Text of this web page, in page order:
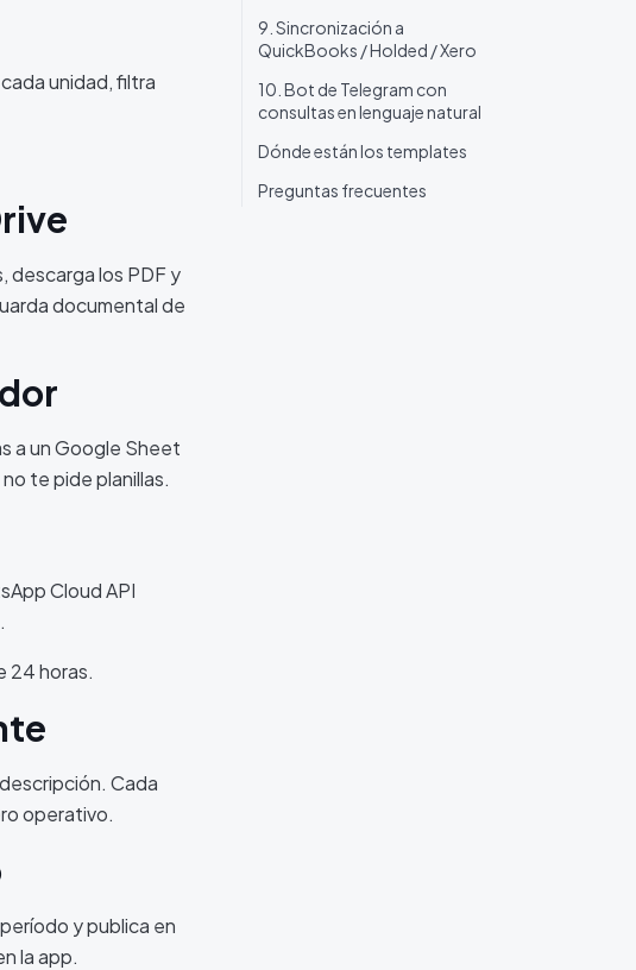
unidad, filtra
descarga los PDF y
documental de
a un Google Sheet
te pide planillas.
Cloud API
24 horas.
Cada
operativo.
y publica en
la app.
9. Sincronización a
QuickBooks / Holded / Xero
10. Bot de Telegram con
consultas en lenguaje natural
Dónde están los templates
Preguntas frecuentes